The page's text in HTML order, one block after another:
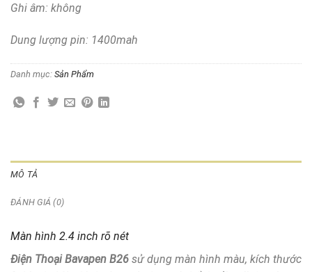
Ghi âm: không
Dung lượng pin: 1400mah
Danh mục: Sản Phẩm
MÔ TẢ
ĐÁNH GIÁ (0)
Màn hình 2.4 inch rõ nét
Điện Thoại Bavapen B26 sử dụng màn hình màu, kích thước